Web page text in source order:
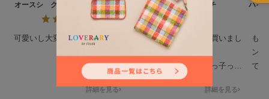
オースシ クリーニングクロス
L/CCOHS-193021
詳細を見る
可愛いし大変気に入ってます
ハイジ ハンカチ
詳細を見る
姪っ子のプレゼントで買いまし
絵柄が沢山あるなか姪っ子っぽ
いのを買わせて貰ってドンピシ
ャだったみたいで喜んで貰いま
ハイ
も
ン
で